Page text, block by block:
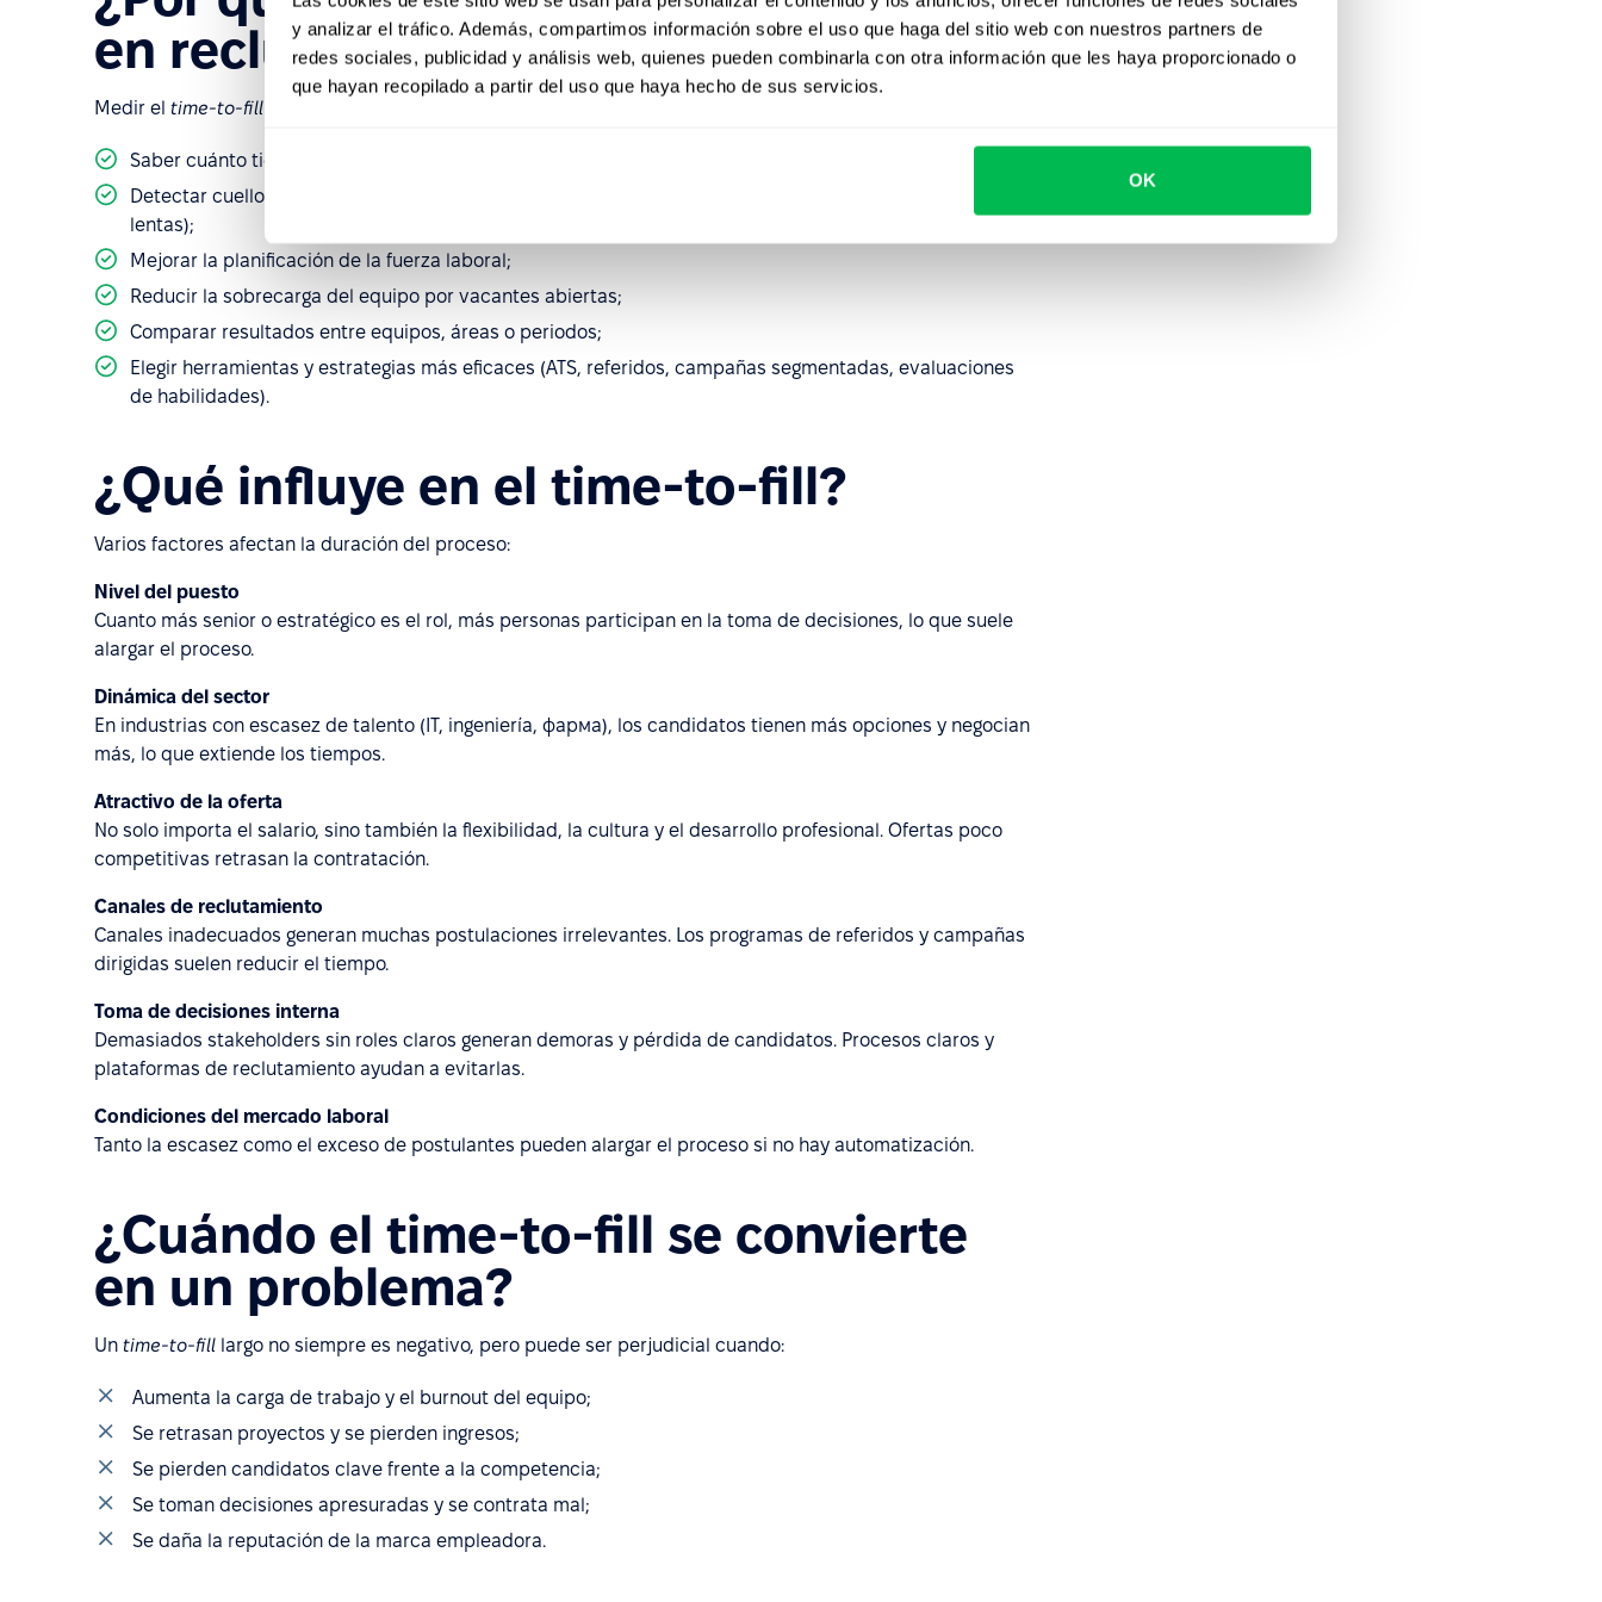
y analizar el tráfico. Además, compartimos información sobre el uso que haga del sitio web con nuestros partners de
redes sociales, publicidad y análisis web, quienes pueden combinarla con otra información que les haya proporcionado o
que hayan recopilado a partir del uso que haya hecho de sus servicios.
OK
en reclutamiento?
Medir el time-to-fill
Saber cuánto tiempo realmente toma contratar talento;
Detectar cuellos de botella (anuncios poco efectivos, canales de sourcing incorrectos, aprobaciones
lentas);
Mejorar la planificación de la fuerza laboral;
Reducir la sobrecarga del equipo por vacantes abiertas;
Comparar resultados entre equipos, áreas o periodos;
Elegir herramientas y estrategias más eficaces (ATS, referidos, campañas segmentadas, evaluaciones
de habilidades).
¿Qué influye en el time-to-fill?
Varios factores afectan la duración del proceso:
Nivel del puesto
Cuanto más senior o estratégico es el rol, más personas participan en la toma de decisiones, lo que suele
alargar el proceso.
Dinámica del sector
En industrias con escasez de talento (IT, ingeniería, фарма), los candidatos tienen más opciones y negocian
más, lo que extiende los tiempos.
Atractivo de la oferta
No solo importa el salario, sino también la flexibilidad, la cultura y el desarrollo profesional. Ofertas poco
competitivas retrasan la contratación.
Canales de reclutamiento
Canales inadecuados generan muchas postulaciones irrelevantes. Los programas de referidos y campañas
dirigidas suelen reducir el tiempo.
Toma de decisiones interna
Demasiados stakeholders sin roles claros generan demoras y pérdida de candidatos. Procesos claros y
plataformas de reclutamiento ayudan a evitarlas.
Condiciones del mercado laboral
Tanto la escasez como el exceso de postulantes pueden alargar el proceso si no hay automatización.
¿Cuándo el time-to-fill se convierte
en un problema?
Un time-to-fill largo no siempre es negativo, pero puede ser perjudicial cuando:
Aumenta la carga de trabajo y el burnout del equipo;
Se retrasan proyectos y se pierden ingresos;
Se pierden candidatos clave frente a la competencia;
Se toman decisiones apresuradas y se contrata mal;
Se daña la reputación de la marca empleadora.